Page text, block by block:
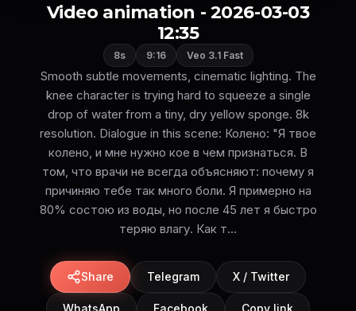
Video animation - 2026-03-03
12:35
8s 9:16 Veo 3.1 Fast
Smooth subtle movements, cinematic lighting. The
knee character is trying hard to squeeze a single
drop of water from a tiny, dry yellow sponge. 8k
resolution. Dialogue in this scene: Колено: "Я твое
колено, и мне нужно кое в чем признаться. В
том, что врачи не всегда объясняют: почему я
причиняю тебе так много боли. Я примерно на
80% состою из воды, но после 45 лет я быстро
теряю влагу. Как т...
Share Telegram X / Twitter
WhatsApp Facebook Copy link